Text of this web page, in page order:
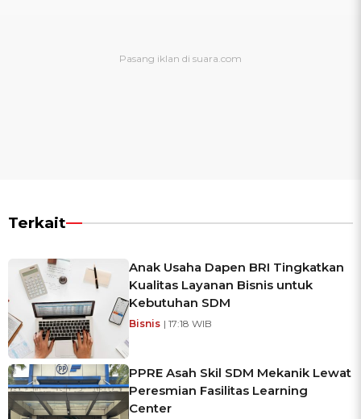
Terkait
Anak Usaha Dapen BRI Tingkatkan
Kualitas Layanan Bisnis untuk
Kebutuhan SDM
Bisnis | 17:18 WIB
PPRE Asah Skil SDM Mekanik Lewat
Peresmian Fasilitas Learning
Center